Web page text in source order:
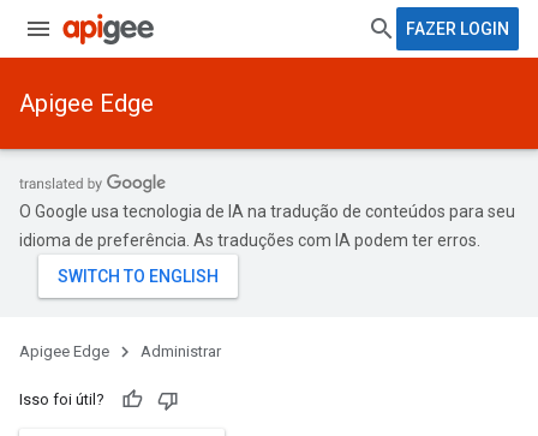
FAZER LOGIN
Apigee Edge
O Google usa tecnologia de IA na tradução de conteúdos para seu
idioma de preferência. As traduções com IA podem ter erros.
Apigee Edge Administrar
Isso foi útil?